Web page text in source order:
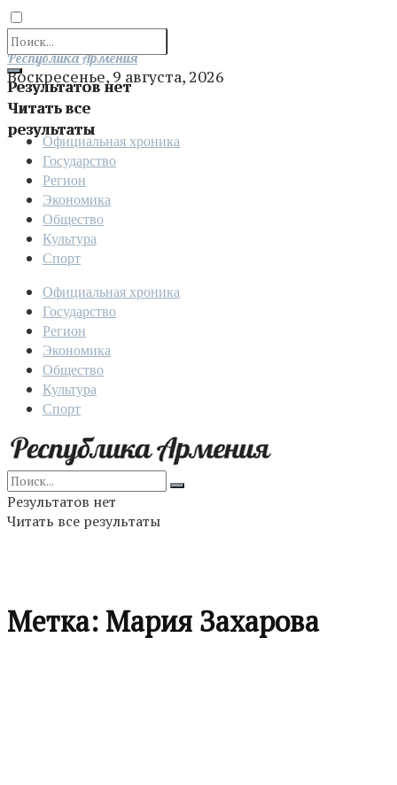
Результатов нет
Читать все
результаты
Отправить
Республика Армения
Воскресенье, 9 августа, 2026
Официальная хроника
Государство
Регион
Экономика
Общество
Культура
Спорт
Официальная хроника
Государство
Регион
Экономика
Общество
Культура
Спорт
Результатов нет
Читать все результаты
Метка: Мария Захарова